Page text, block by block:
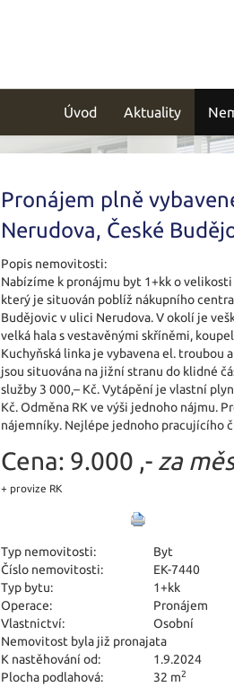
Úvod Aktuality
Pronájem plně
Nerudova, České
Popis nemovitosti:
Nabízíme k pronájmu byt 1+kk o velikosti
který je situován poblíž nákupního centra
Budějovic v ulici Nerudova. V okolí je
velká hala s vestavěnými skříněmi,
Kuchyňská linka je vybavena el.
jsou situována na jižní stranu do klidné
služby 3 000,– Kč. Vytápění je vlastní
Kč. Odměna RK ve výši jednoho nájmu.
nájemníky. Nejlépe jednoho pracujícího
Cena: 9.000 ,- za
+ provize RK
Typ nemovitosti:
Byt
Číslo nemovitosti:
EK-7440
Typ bytu:
1+kk
Operace:
Pronájem
Vlastnictví:
Osobní
Nemovitost byla již pronajata
K nastěhování od:
1.9.2024
Plocha podlahová:
32 m2